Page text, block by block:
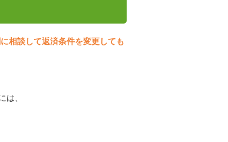
相談して返済条件を変更しても
は、